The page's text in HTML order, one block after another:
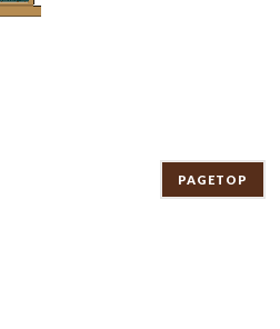
PAGETOP